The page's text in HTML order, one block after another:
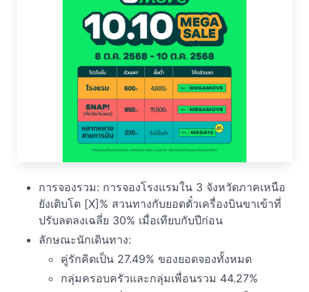
การจองรวม: การจองโรงแรมใน 3 จังหวัดภาคเหนือ
ยังเติบโต [X]% สวนทางกับยอดตั๋วเครื่องบินขาเข้าที่
ปรับลดลงเฉลี่ย 30% เมื่อเทียบกับปีก่อน
ลักษณะนักเดินทาง:
คู่รักคิดเป็น 27.49% ของยอดจองทั้งหมด
กลุ่มครอบครัวและกลุ่มเพื่อนรวม 44.27%